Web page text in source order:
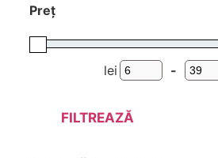
Preț
lei Preț
-
Preț
FILTREAZĂ